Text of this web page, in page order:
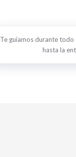
Te guiamos durante todo
hasta la